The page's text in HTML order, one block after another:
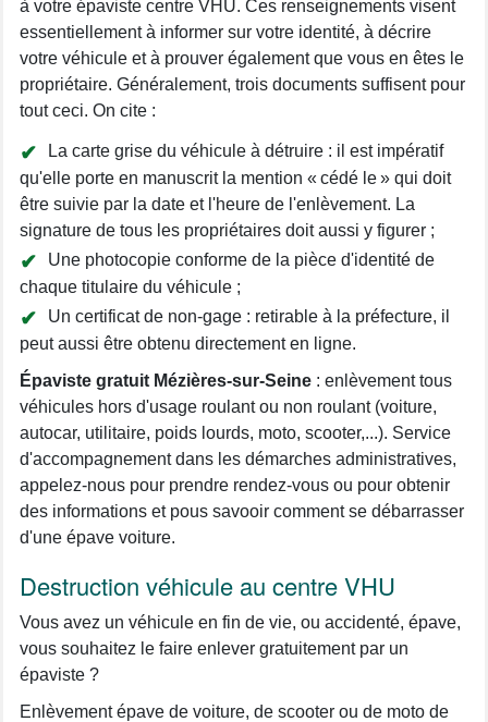
à votre épaviste centre VHU. Ces renseignements visent
essentiellement à informer sur votre identité, à décrire
votre véhicule et à prouver également que vous en êtes le
propriétaire. Généralement, trois documents suffisent pour
tout ceci. On cite :
La carte grise du véhicule à détruire : il est impératif
qu'elle porte en manuscrit la mention « cédé le » qui doit
être suivie par la date et l'heure de l'enlèvement. La
signature de tous les propriétaires doit aussi y figurer ;
Une photocopie conforme de la pièce d'identité de
chaque titulaire du véhicule ;
Un certificat de non-gage : retirable à la préfecture, il
peut aussi être obtenu directement en ligne.
Épaviste gratuit Mézières-sur-Seine : enlèvement tous
véhicules hors d'usage roulant ou non roulant (voiture,
autocar, utilitaire, poids lourds, moto, scooter,...). Service
d'accompagnement dans les démarches administratives,
appelez-nous pour prendre rendez-vous ou pour obtenir
des informations et pous savooir comment se débarrasser
d'une épave voiture.
Destruction véhicule au centre VHU
Vous avez un véhicule en fin de vie, ou accidenté, épave,
vous souhaitez le faire enlever gratuitement par un
épaviste ?
Enlèvement épave de voiture, de scooter ou de moto de